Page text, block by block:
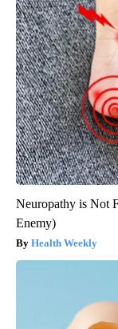
Neuropathy is Not
Enemy)
Health Weekly